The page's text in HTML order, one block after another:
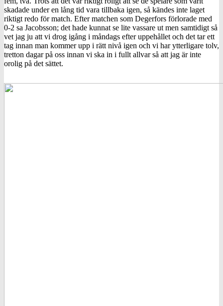
skadade under en lång tid vara tillbaka igen, så kändes inte laget
riktigt redo för match. Efter matchen som Degerfors förlorade med
0-2 sa Jacobsson; det hade kunnat se lite vassare ut men samtidigt så
vet jag ju att vi drog igång i måndags efter uppehållet och det tar ett
tag innan man kommer upp i rätt nivå igen och vi har ytterligare tolv,
tretton dagar på oss innan vi ska in i fullt allvar så att jag är inte
orolig på det sättet.